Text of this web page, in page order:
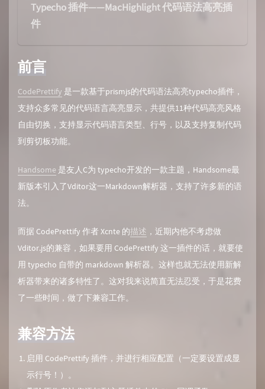
Typecho 插件——MacHighlight 代码语法高亮插
件
前言
CodePrettify 是一款基于prismjs的代码语法高亮typecho插件，
支持众多常见的代码语言高亮显示，共提供11种代码高亮风格
自由切换，支持显示代码语言类型、行号，以及支持复制代码
到剪切板功能。
Handsome 是友人C为 typecho开发的一款主题，Handsome最
新版本引入了Vditor这一Markdown解析器，支持了许多新的语
法。
而据 CodePrettify 作者 Xcnte 的描述 ，近期内他不考虑做
Vditor.js的兼容，如果要用 CodePrettify 这一插件的话，就要使
用 typecho 自带的 markdown 解析器。这样也就无法使用新解
析器带来的诸多特性了。这对我来说简直无法忍受，于是花费
了一些时间，做了下兼容工作。
兼容方法
启用 CodePrettify 插件，并进行相应配置（一定要设置成显
示行号！）。